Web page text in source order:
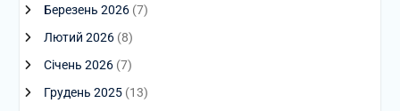
Березень 2026(7)
Лютий 2026(8)
Січень 2026(7)
Грудень 2025(13)